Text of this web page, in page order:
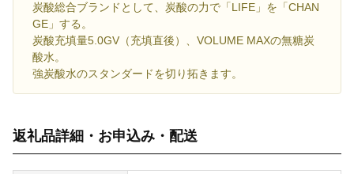
炭酸総合ブランドとして、炭酸の力で「LIFE」を「CHAN
GE」する。
炭酸充填量5.0GV（充填直後）、VOLUME MAXの無糖炭
酸水。
強炭酸水のスタンダードを切り拓きます。
返礼品詳細・お申込み・配送